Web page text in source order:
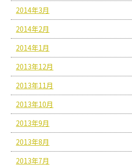
2014年3月
2014年2月
2014年1月
2013年12月
2013年11月
2013年10月
2013年9月
2013年8月
2013年7月